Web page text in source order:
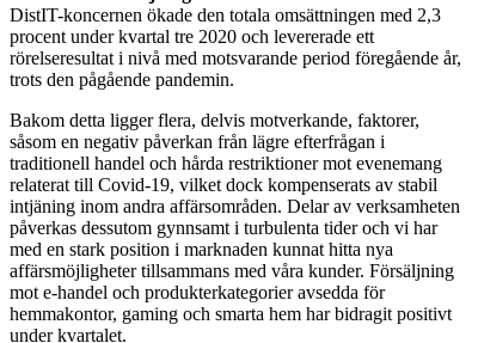
DistIT-koncernen ökade den totala omsättningen med 2,3
procent under kvartal tre 2020 och levererade ett
rörelseresultat i nivå med motsvarande period föregående år,
trots den pågående pandemin.
Bakom detta ligger flera, delvis motverkande, faktorer,
såsom en negativ påverkan från lägre efterfrågan i
traditionell handel och hårda restriktioner mot evenemang
relaterat till Covid-19, vilket dock kompenserats av stabil
intjäning inom andra affärsområden. Delar av verksamheten
påverkas dessutom gynnsamt i turbulenta tider och vi har
med en stark position i marknaden kunnat hitta nya
affärsmöjligheter tillsammans med våra kunder. Försäljning
mot e-handel och produkterkategorier avsedda för
hemmakontor, gaming och smarta hem har bidragit positivt
under kvartalet.